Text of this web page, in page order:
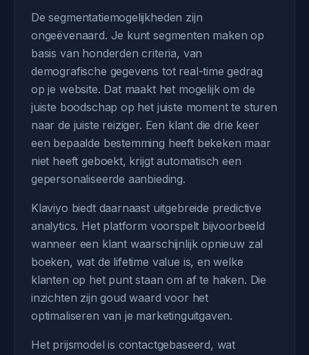
De segmentatiemogelijkheden zijn
ongeëvenaard. Je kunt segmenten maken op
basis van honderden criteria, van
demografische gegevens tot real-time gedrag
op je website. Dat maakt het mogelijk om de
juiste boodschap op het juiste moment te sturen
naar de juiste reiziger. Een klant die drie keer
een bepaalde bestemming heeft bekeken maar
niet heeft geboekt, krijgt automatisch een
gepersonaliseerde aanbieding.
Klaviyo biedt daarnaast uitgebreide predictive
analytics. Het platform voorspelt bijvoorbeeld
wanneer een klant waarschijnlijk opnieuw zal
boeken, wat de lifetime value is, en welke
klanten op het punt staan om af te haken. Die
inzichten zijn goud waard voor het
optimaliseren van je marketinguitgaven.
Het prijsmodel is contactgebaseerd, wat